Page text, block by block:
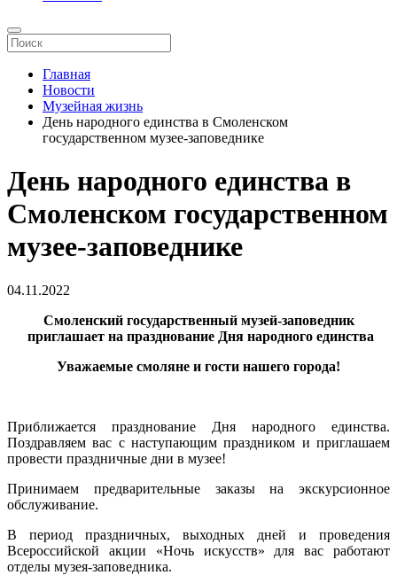
Главная
Новости
Музейная жизнь
День народного единства в Смоленском
государственном музее-заповеднике
День народного единства в
Смоленском государственном
музее-заповеднике
04.11.2022
Смоленский государственный музей-заповедник
приглашает на празднование Дня народного единства
Уважаемые смоляне и гости нашего города!
Приближается празднование Дня народного единства.
Поздравляем вас с наступающим праздником и приглашаем
провести праздничные дни в музее!
Принимаем предварительные заказы на экскурсионное
обслуживание.
В период праздничных, выходных дней и проведения
Всероссийской акции «Ночь искусств» для вас работают
отделы музея-заповедника.